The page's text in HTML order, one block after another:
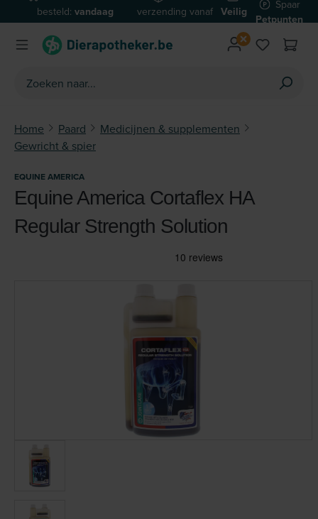
Ga naar de hoofdinhoud
besteld: vandaag
verzonden*
verzending vanaf
€59
Veilig
betalen
Spaar
Petpunten
Home Paard
Medicijnen & supplementen
Gewricht & spier
EQUINE AMERICA
Equine America Cortaflex HA
Regular Strength Solution